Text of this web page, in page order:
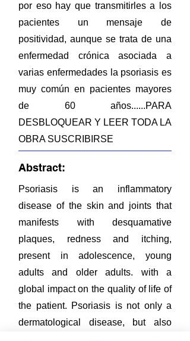
por eso hay que transmitirles a los
pacientes un mensaje de
positividad, aunque se trata de una
enfermedad crónica asociada a
varias enfermedades la psoriasis es
muy común en pacientes mayores
de 60 años......PARA
DESBLOQUEAR Y LEER TODA LA
OBRA SUSCRIBIRSE
Abstract:
Psoriasis is an inflammatory
disease of the skin and joints that
manifests with desquamative
plaques, redness and itching,
present in adolescence, young
adults and older adults. with a
global impact on the quality of life of
the patient. Psoriasis is not only a
dermatological disease, but also
those that suffer from this infection in